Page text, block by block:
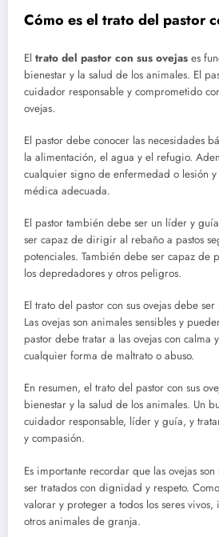
Cómo es el trato del pastor
El trato del pastor con sus ovejas es
bienestar y la salud de los animales. El
cuidador responsable y comprometido
ovejas.
El pastor debe conocer las necesidades
la alimentación, el agua y el refugio.
cualquier signo de enfermedad o lesión
médica adecuada.
El pastor también debe ser un líder y
ser capaz de dirigir al rebaño a pastos
potenciales. También debe ser capaz de
los depredadores y otros peligros.
El trato del pastor con sus ovejas debe
Las ovejas son animales sensibles y
pastor debe tratar a las ovejas con calma
cualquier forma de maltrato o abuso.
En resumen, el trato del pastor con sus
bienestar y la salud de los animales. Un
cuidador responsable, líder y guía, y
y compasión.
Es importante recordar que las ovejas
ser tratados con dignidad y respeto.
valorar y proteger a todos los seres vivos,
otros animales de granja.